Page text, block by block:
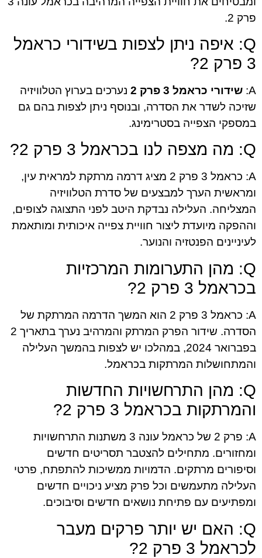
פרק 2.
Q: איפה ניתן לצפות בשידורי כראמל
3 פרק 2?
A: שידורי כראמל 3 פרק 2
נערכים בערוץ הטלוויזיה
שזיכה לשדר את הסדרה, ובנוסף ניתן לצפות בהם גם
במספקי הצפייה בסטרימינג.
Q: מה מצפה לנו בכראמל 3 פרק 2?
A: כראמל 3 פרק 2 מציג דרמה מרתקת למראית עין,
ומראשית הערך למבצעים של סדרת הטלוויזיה
המצליחה. העלילה נבדקת היטב לפני התצוגה לצופים,
וההפקה מיועדת ליצור חוויית צפייה איכותית ומותאמת
לעיניינים הפנטזיה והנוער.
Q: מהן התערומות המרכזיות
בכראמל 3 פרק 2?
A: כראמל 3 פרק 2 הוא המשך הדרמה המרתקת של
הסדרה. שידור הפרק המרתק והמרהיב נערך בתאריך 2
בפברואר 2024, במהלכו יש לצפות בהמשך העלילה
והמתחושלות המרתקות בכראמל.
Q: מהן התרחשויות החדשות
והמרתקות בכראמל 3 פרק 2?
A: פרק 2 של כראמל עונה 3 משתנות התרחשויות
ומחזורים. מתחילים להצטבר תסריטים חדשים
וסיפורים מרתקים. הדמויות ממשיכות להתפתח, פרטי
העלילה מתעמשים וכל פרק מציע ניכויים חדשים
ומפתיעים עם פתיחת נושאים חדשים וסיבוכים.
Q: האם יש יותר פרקים מעבר
לכראמל 3 פרק 2?